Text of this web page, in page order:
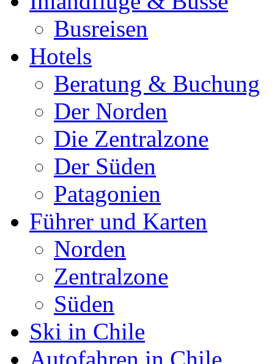
Busreisen
Hotels
Beratung & Buchung
Der Norden
Die Zentralzone
Der Süden
Patagonien
Führer und Karten
Norden
Zentralzone
Süden
Ski in Chile